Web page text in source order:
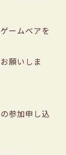
ームベアを
願いしま
参加申し込